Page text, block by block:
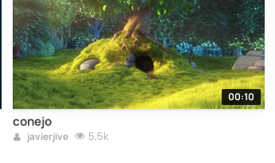
00:10
conejo
javierjive 5,5k